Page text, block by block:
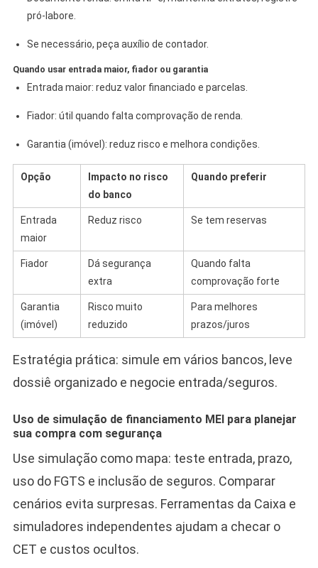
pró‑labore.
Se necessário, peça auxílio de contador.
Quando usar entrada maior, fiador ou garantia
Entrada maior: reduz valor financiado e parcelas.
Fiador: útil quando falta comprovação de renda.
Garantia (imóvel): reduz risco e melhora condições.
Opção
Impacto no risco
do banco
Quando preferir
Entrada
maior
Reduz risco Se tem reservas
Fiador
Dá segurança
extra
Quando falta
comprovação forte
Garantia
(imóvel)
Risco muito
reduzido
Para melhores
prazos/juros
Estratégia prática: simule em vários bancos, leve
dossiê organizado e negocie entrada/seguros.
Uso de simulação de financiamento MEI para planejar
sua compra com segurança
Use simulação como mapa: teste entrada, prazo,
uso do FGTS e inclusão de seguros. Comparar
cenários evita surpresas. Ferramentas da Caixa e
simuladores independentes ajudam a checar o
CET e custos ocultos.